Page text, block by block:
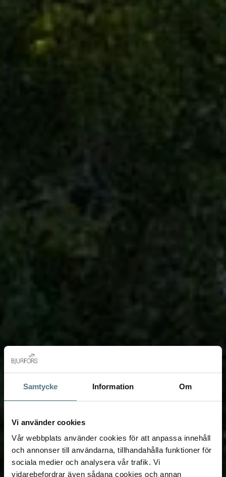
Samtycke Information Om
Vi använder cookies
Vår webbplats använder cookies för att anpassa innehåll
och annonser till användarna, tillhandahålla funktioner för
sociala medier och analysera vår trafik. Vi
vidarebefordrar även sådana cookies och annan